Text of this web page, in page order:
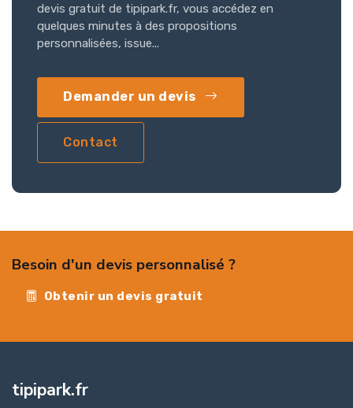
devis gratuit de tipipark.fr, vous accédez en
quelques minutes à des propositions
personnalisées, issue...
Demander un devis
Contact
Besoin d'un devis personnalisé ?
Obtenir un devis gratuit
tipipark.fr